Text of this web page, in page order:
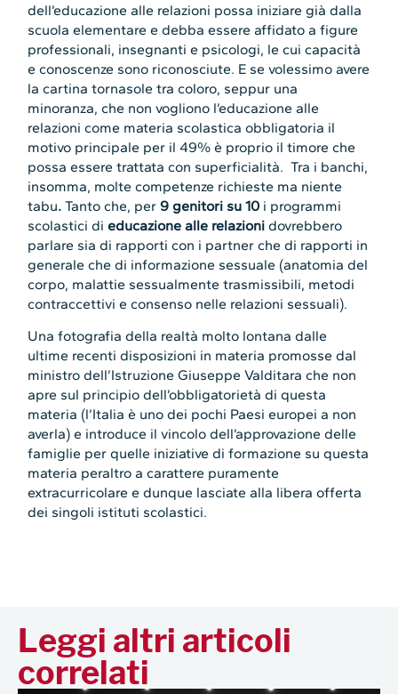
dell’educazione alle relazioni possa iniziare già dalla
scuola elementare e debba essere affidato a figure
professionali, insegnanti e psicologi, le cui capacità
e conoscenze sono riconosciute. E se volessimo avere
la cartina tornasole tra coloro, seppur una
minoranza, che non vogliono l’educazione alle
relazioni come materia scolastica obbligatoria il
motivo principale per il 49% è proprio il timore che
possa essere trattata con superficialità. Tra i banchi,
insomma, molte competenze richieste ma niente
tabu.Tanto che, per9 genitori su 10 i programmi
scolastici dieducazione alle relazioni dovrebbero
parlare sia di rapporti con i partner che di rapporti in
generale che di informazione sessuale (anatomia del
corpo, malattie sessualmente trasmissibili, metodi
contraccettivi e consenso nelle relazioni sessuali).
Una fotografia della realtà molto lontana dalle
ultime recenti disposizioni in materia promosse dal
ministro dell’Istruzione Giuseppe Valditara che non
apre sul principio dell’obbligatorietà di questa
materia (l’Italia è uno dei pochi Paesi europei a non
averla) e introduce il vincolo dell’approvazione delle
famiglie per quelle iniziative di formazione su questa
materia peraltro a carattere puramente
extracurricolare e dunque lasciate alla libera offerta
dei singoli istituti scolastici.
Leggi altri articoli
correlati